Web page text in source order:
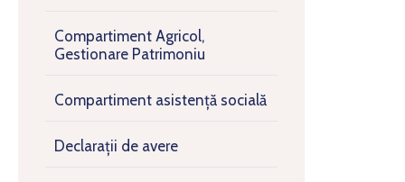
Compartiment Agricol,
Gestionare Patrimoniu
Compartiment asistență socială
Declarații de avere